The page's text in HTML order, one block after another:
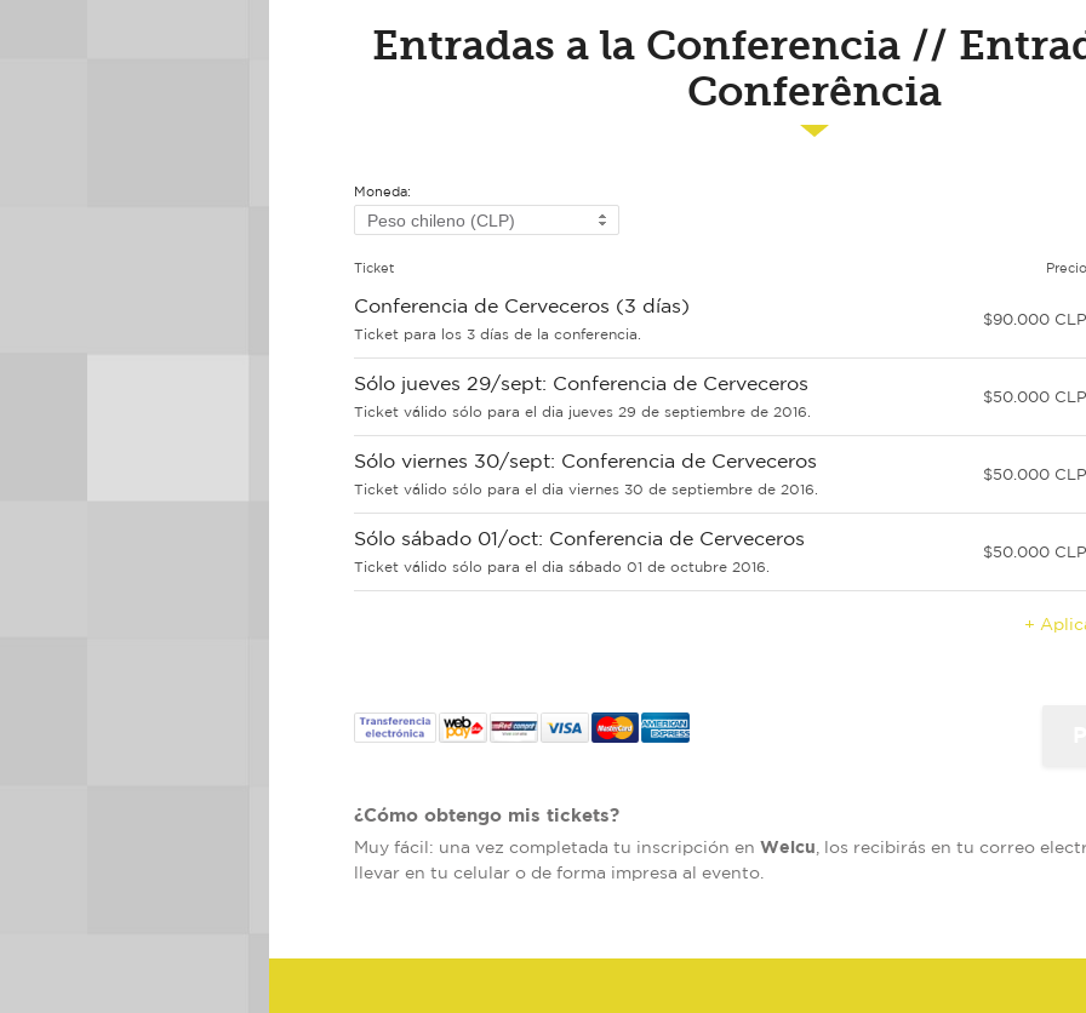
Entradas a la Conferencia //
Conferência
Moneda:
Ticket Precio
Conferencia de Cerveceros (3 días)
Ticket para los 3 días de la conferencia.
$90.000 CLP
Sólo jueves 29/sept: Conferencia de Cerveceros
Ticket válido sólo para el dia jueves 29 de septiembre de 2016.
$50.000 CLP
Sólo viernes 30/sept: Conferencia de Cerveceros
Ticket válido sólo para el dia viernes 30 de septiembre de 2016.
$50.000 CLP
Sólo sábado 01/oct: Conferencia de Cerveceros
Ticket válido sólo para el dia sábado 01 de octubre 2016.
$50.000 CLP
+
¿Cómo obtengo mis tickets?
Muy fácil: una vez completada tu inscripción en Welcu , los recibirás en tu correo
llevar en tu celular o de forma impresa al evento.